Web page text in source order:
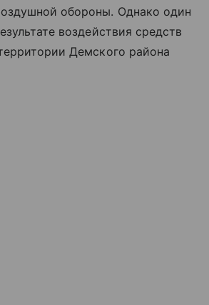
обороны. Однако один
воздействия средств
Демского района